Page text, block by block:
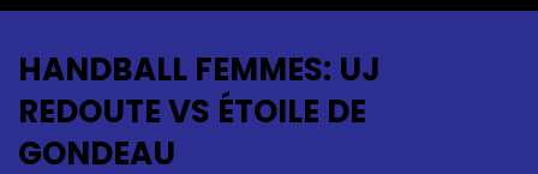
HANDBALL FEMMES: UJ
REDOUTE VS ÉTOILE DE
GONDEAU